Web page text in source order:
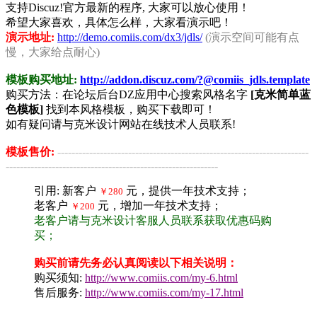
支持Discuz!官方最新的程序, 大家可以放心使用！
希望大家喜欢，具体怎么样，大家看演示吧！
演示地址: http://demo.comiis.com/dx3/jdls/ (演示空间可能有点
慢，大家给点耐心)
模板购买地址: http://addon.discuz.com/?@comiis_jdls.template
购买方法：在论坛后台DZ应用中心搜索风格名字 [克米简单蓝
色模板] 找到本风格模板，购买下载即可！
如有疑问请与克米设计网站在线技术人员联系!
模板售价: -----------------------------------------------------------------------
------------------------------------------------------------
引用: 新客户 ￥280 元，提供一年技术支持；
老客户 ￥200 元，增加一年技术支持；
老客户请与克米设计客服人员联系获取优惠码购
买；
购买前请先务必认真阅读以下相关说明：
购买须知: http://www.comiis.com/my-6.html
售后服务: http://www.comiis.com/my-17.html